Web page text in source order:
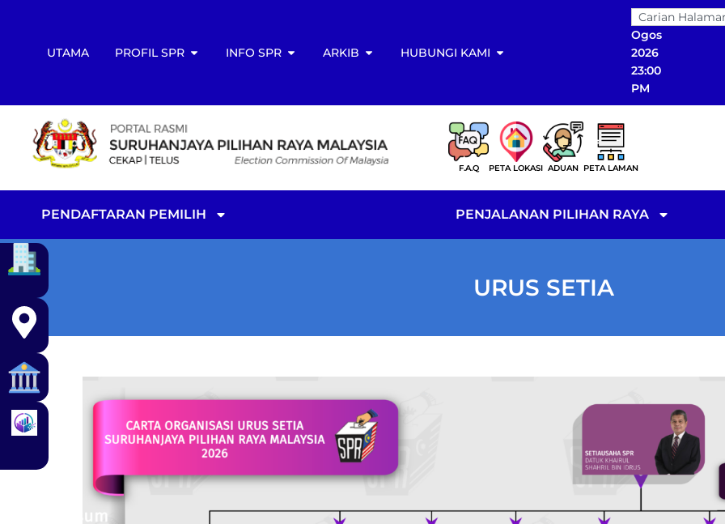
UTAMA PROFIL SPR INFO SPR ARKIB HUBUNGI KAMI
06
Ogos
2026
23:00
PM
F.A.Q PETA LOKASI ADUAN PETA LAMAN
PENDAFTARAN PEMILIH PENJALANAN PILIHAN RAYA
URUS SETIA